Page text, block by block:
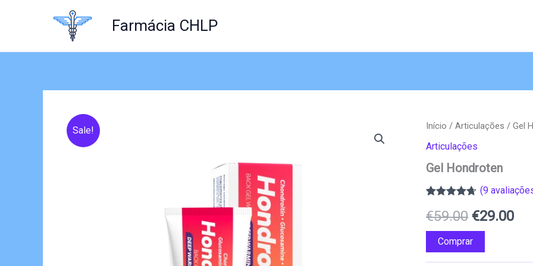
Farmácia CHLP
Sale! Início /Articulações / Gel
Articulações
Gel Hondroten
com4.63
em 5 com
base em
classificações
de clientes
(9
€59.00 O
preço
original
€29.00O
Comprar